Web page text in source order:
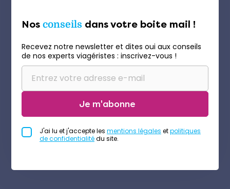
Nos conseils dans votre boite mail !
Recevez notre newsletter et dites oui aux conseils
de nos experts viagéristes : inscrivez-vous !
Je m'abonne
J'ai lu et j'accepte les mentions légales etpolitiques
de confidentialitédu site.